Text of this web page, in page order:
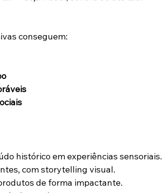
conseguem:
histórico em experiências sensoriais.
com storytelling visual.
de forma impactante.